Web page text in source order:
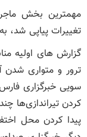
مهمترین بخش
تغییرات پیاپی شد،
گزارش های اولیه
ترور و متواری شدن
سویی خبرگزاری
کردن تیراندازی‌ها
پیدا کردن محل